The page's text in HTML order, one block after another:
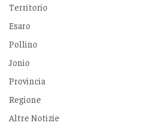
Territorio
Esaro
Pollino
Jonio
Provincia
Regione
Altre Notizie